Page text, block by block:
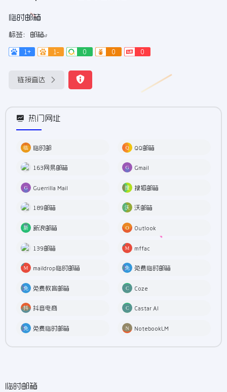
临时邮箱
标签： 邮箱
1+ 1- 0 0 0
链接直达
热门网址
临时邮 QQ邮箱
163网易邮箱 Gmail
Guerrilla Mail 搜狐邮箱
189邮箱 沃邮箱
新浪邮箱 Outlook
139邮箱 mffac
maildrop临时邮箱 免费临时邮箱
免费教育邮箱 Coze
抖音电商 Castar AI
免费临时邮箱 NotebookLM
临时邮箱